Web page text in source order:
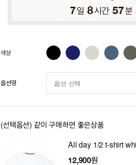
7일 8시간 57분
옵션명
(선택옵션) 같이 구매하면 좋은상품
All day 1/2 t-shirt
12,900원